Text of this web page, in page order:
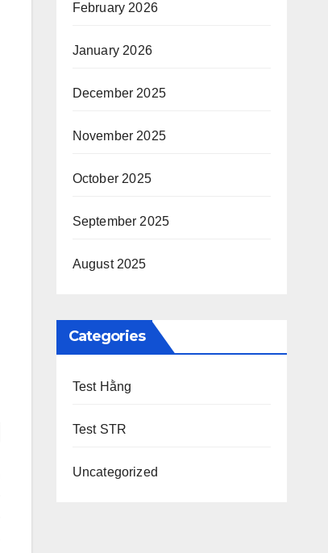
February 2026
January 2026
December 2025
November 2025
October 2025
September 2025
August 2025
Categories
Test Hằng
Test STR
Uncategorized